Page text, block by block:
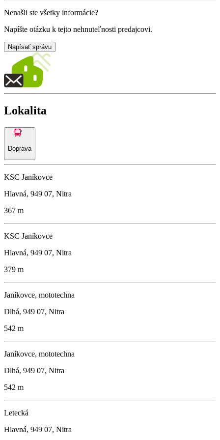
Nenašli ste všetky informácie?
Napíšte otázku k tejto nehnuteľnosti predajcovi.
Napísať správu
Lokalita
Doprava
KSC Janíkovce
Hlavná, 949 07, Nitra
367 m
KSC Janíkovce
Hlavná, 949 07, Nitra
379 m
Janíkovce, mototechna
Dlhá, 949 07, Nitra
542 m
Janíkovce, mototechna
Dlhá, 949 07, Nitra
542 m
Letecká
Hlavná, 949 07, Nitra